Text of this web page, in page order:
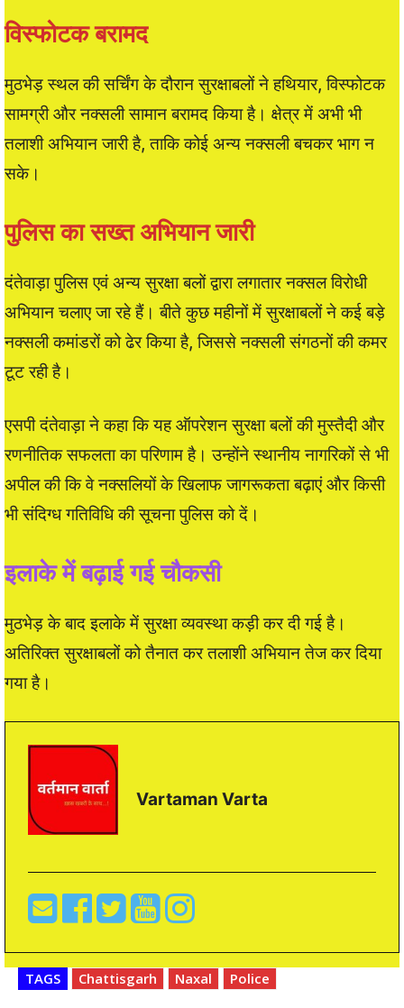
विस्फोटक बरामद
मुठभेड़ स्थल की सर्चिंग के दौरान सुरक्षाबलों ने हथियार, विस्फोटक
सामग्री और नक्सली सामान बरामद किया है। क्षेत्र में अभी भी
तलाशी अभियान जारी है, ताकि कोई अन्य नक्सली बचकर भाग न
सके।
पुलिस का सख्त अभियान जारी
दंतेवाड़ा पुलिस एवं अन्य सुरक्षा बलों द्वारा लगातार नक्सल विरोधी
अभियान चलाए जा रहे हैं। बीते कुछ महीनों में सुरक्षाबलों ने कई बड़े
नक्सली कमांडरों को ढेर किया है, जिससे नक्सली संगठनों की कमर
टूट रही है।
एसपी दंतेवाड़ा ने कहा कि यह ऑपरेशन सुरक्षा बलों की मुस्तैदी और
रणनीतिक सफलता का परिणाम है। उन्होंने स्थानीय नागरिकों से भी
अपील की कि वे नक्सलियों के खिलाफ जागरूकता बढ़ाएं और किसी
भी संदिग्ध गतिविधि की सूचना पुलिस को दें।
इलाके में बढ़ाई गई चौकसी
मुठभेड़ के बाद इलाके में सुरक्षा व्यवस्था कड़ी कर दी गई है।
अतिरिक्त सुरक्षाबलों को तैनात कर तलाशी अभियान तेज कर दिया
गया है।
Vartaman Varta
TAGS Chattisgarh Naxal Police